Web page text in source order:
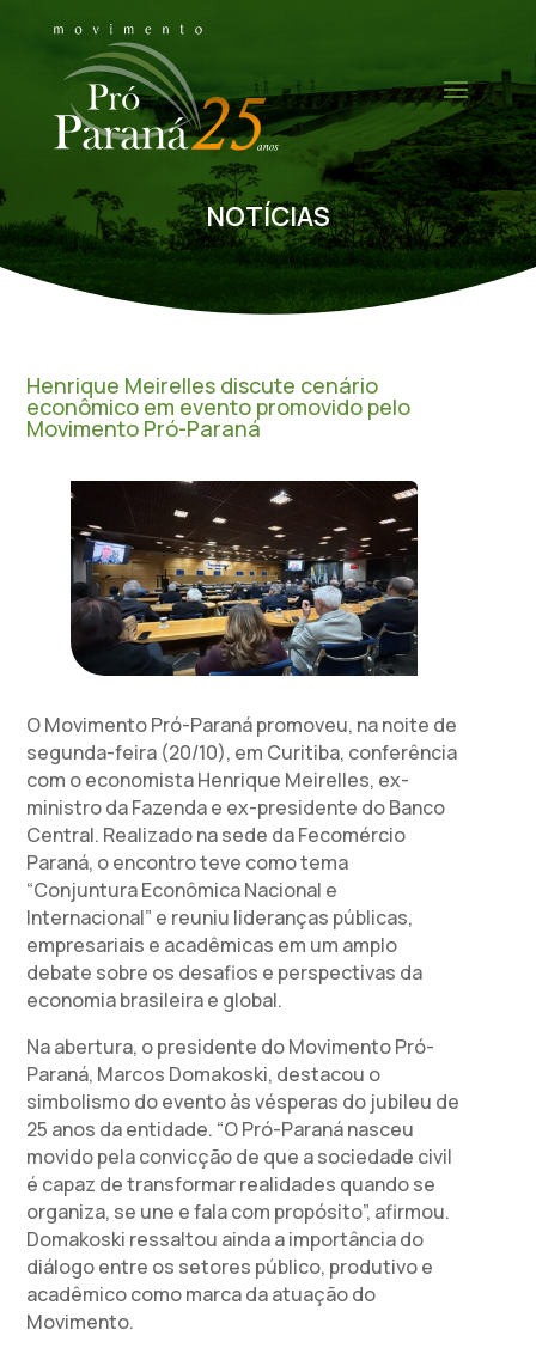
NOTÍCIAS
Henrique Meirelles discute cenário
econômico em evento promovido pelo
Movimento Pró-Paraná
O Movimento Pró-Paraná promoveu, na noite de
segunda-feira (20/10), em Curitiba, conferência
com o economista Henrique Meirelles, ex-
ministro da Fazenda e ex-presidente do Banco
Central. Realizado na sede da Fecomércio
Paraná, o encontro teve como tema
“Conjuntura Econômica Nacional e
Internacional” e reuniu lideranças públicas,
empresariais e acadêmicas em um amplo
debate sobre os desafios e perspectivas da
economia brasileira e global.
Na abertura, o presidente do Movimento Pró-
Paraná, Marcos Domakoski, destacou o
simbolismo do evento às vésperas do jubileu de
25 anos da entidade. “O Pró-Paraná nasceu
movido pela convicção de que a sociedade civil
é capaz de transformar realidades quando se
organiza, se une e fala com propósito”, afirmou.
Domakoski ressaltou ainda a importância do
diálogo entre os setores público, produtivo e
acadêmico como marca da atuação do
Movimento.